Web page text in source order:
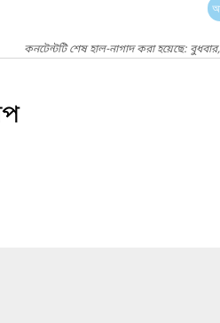
কনটেন্টটি শেষ হাল-নাগাদ করা হয়েছে: